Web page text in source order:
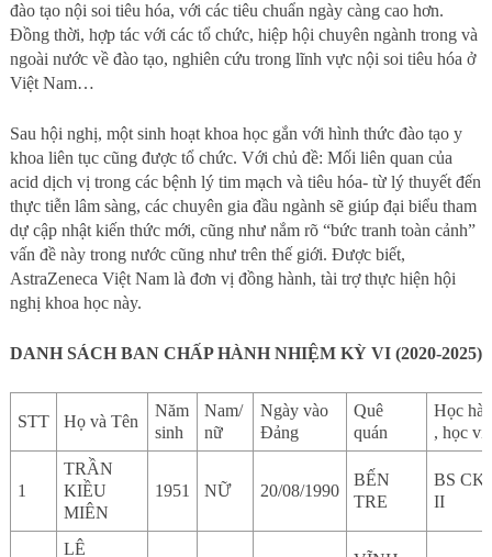
đào tạo nội soi tiêu hóa, với các tiêu chuẩn ngày càng cao hơn.
Đồng thời, hợp tác với các tổ chức, hiệp hội chuyên ngành trong và
ngoài nước về đào tạo, nghiên cứu trong lĩnh vực nội soi tiêu hóa ở
Việt Nam…
Sau hội nghị, một sinh hoạt khoa học gắn với hình thức đào tạo y
khoa liên tục cũng được tổ chức. Với chủ đề: Mối liên quan của
acid dịch vị trong các bệnh lý tim mạch và tiêu hóa- từ lý thuyết đến
thực tiễn lâm sàng, các chuyên gia đầu ngành sẽ giúp đại biểu tham
dự cập nhật kiến thức mới, cũng như nắm rõ “bức tranh toàn cảnh”
vấn đề này trong nước cũng như trên thế giới. Được biết,
AstraZeneca Việt Nam là đơn vị đồng hành, tài trợ thực hiện hội
nghị khoa học này.
DANH SÁCH BAN CHẤP HÀNH NHIỆM KỲ VI (2020-2025)
STT Họ và Tên
Năm
sinh
Nam/
nữ
Ngày vào
Đảng
Quê
quán
Học
, họcvị
1
TRẦN
KIỀU
MIÊN
1951 NỮ 20/08/1990
BẾN
TRE
BS CK
II
LÊ